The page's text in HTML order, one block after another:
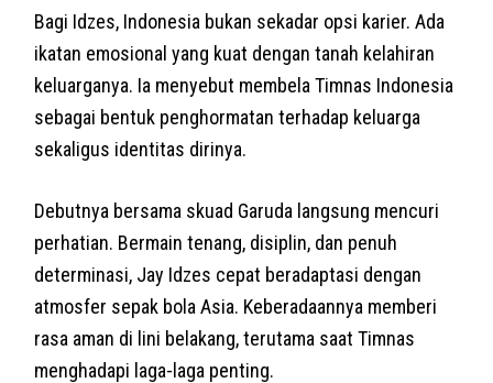
Bagi Idzes, Indonesia bukan sekadar opsi karier. Ada
ikatan emosional yang kuat dengan tanah kelahiran
keluarganya. Ia menyebut membela Timnas Indonesia
sebagai bentuk penghormatan terhadap keluarga
sekaligus identitas dirinya.
Debutnya bersama skuad Garuda langsung mencuri
perhatian. Bermain tenang, disiplin, dan penuh
determinasi, Jay Idzes cepat beradaptasi dengan
atmosfer sepak bola Asia. Keberadaannya memberi
rasa aman di lini belakang, terutama saat Timnas
menghadapi laga-laga penting.